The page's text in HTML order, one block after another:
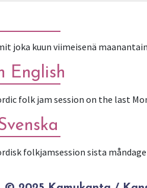
joka kuun viimeisenä
English
folk jam session on the last
folkjamsession sista